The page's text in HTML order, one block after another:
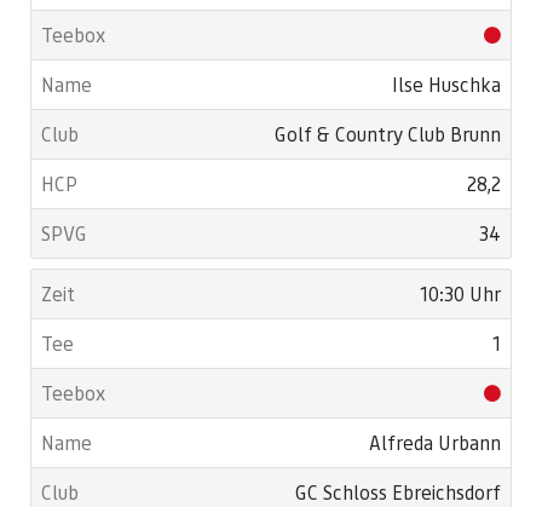
Ilse Huschka
Golf & Country Club Brunn
28,2
34
10:30 Uhr
1
Alfreda Urbann
GC Schloss Ebreichsdorf